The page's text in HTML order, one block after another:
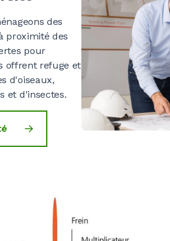
0
0
0
0
0
0
0
0
0
des
proximité des
pour
offrent refuge et
d'oiseaux,
et d'insectes.